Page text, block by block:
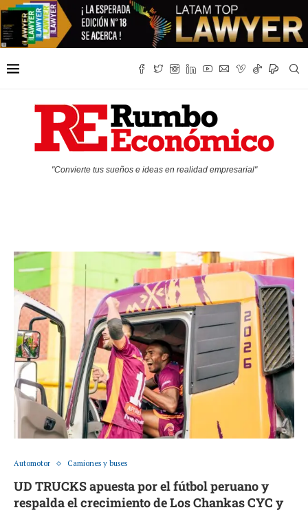
"Convierte tus sueños e ideas en realidad empresarial"
Automotor Camiones y buses
UD TRUCKS apuesta por el fútbol peruano y
respalda el crecimiento de Los Chankas CYC y